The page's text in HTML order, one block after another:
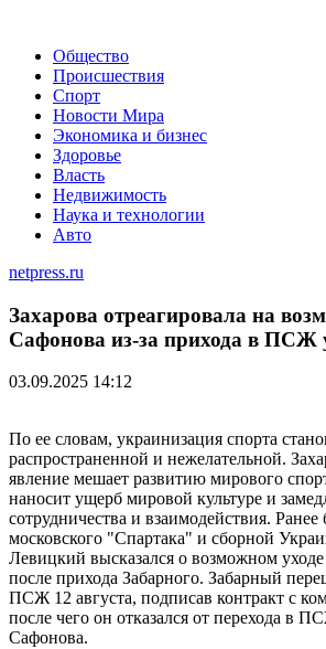
Общество
Происшествия
Спорт
Новости Мира
Экономика и бизнес
Здоровье
Власть
Недвижимость
Наука и технологии
Авто
netpress.ru
Захарова отреагировала на
Сафонова из-за прихода в ПСЖ
03.09.2025 14:12
По ее словам, украинизация спорта
распространенной и нежелательной.
явление мешает развитию мирового
наносит ущерб мировой культуре и
сотрудничества и взаимодействия.
московского "Спартака" и сборной
Левицкий высказался о возможном
после прихода Забарного. Забарный
ПСЖ 12 августа, подписав контракт с
после чего он отказался от перехода в
Сафонова.